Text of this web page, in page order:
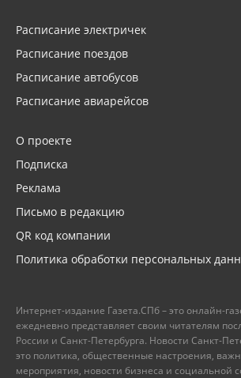
Расписание электричек
Расписание поездов
Расписание автобусов
Расписание авиарейсов
О проекте
Подписка
Реклама
Письмо в редакцию
QR код компании
Политика обработки персональных
Интернет-издание Газета.СПб – это онлайн-
ежедневно представляет своим читателям
России и Санкт-Петербурга. Новости Санкт-
это политика, общественные настроения,
мероприятия, новости бизнеса и социальной